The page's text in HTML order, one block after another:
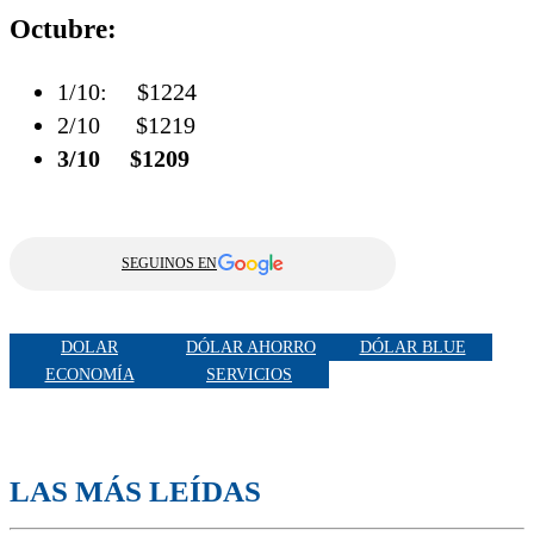
Octubre:
1/10: $1224
2/10 $1219
3/10 $1209
SEGUINOS EN
DOLAR DÓLAR AHORRO
DÓLAR BLUE
ECONOMÍA
SERVICIOS
LAS MÁS LEÍDAS